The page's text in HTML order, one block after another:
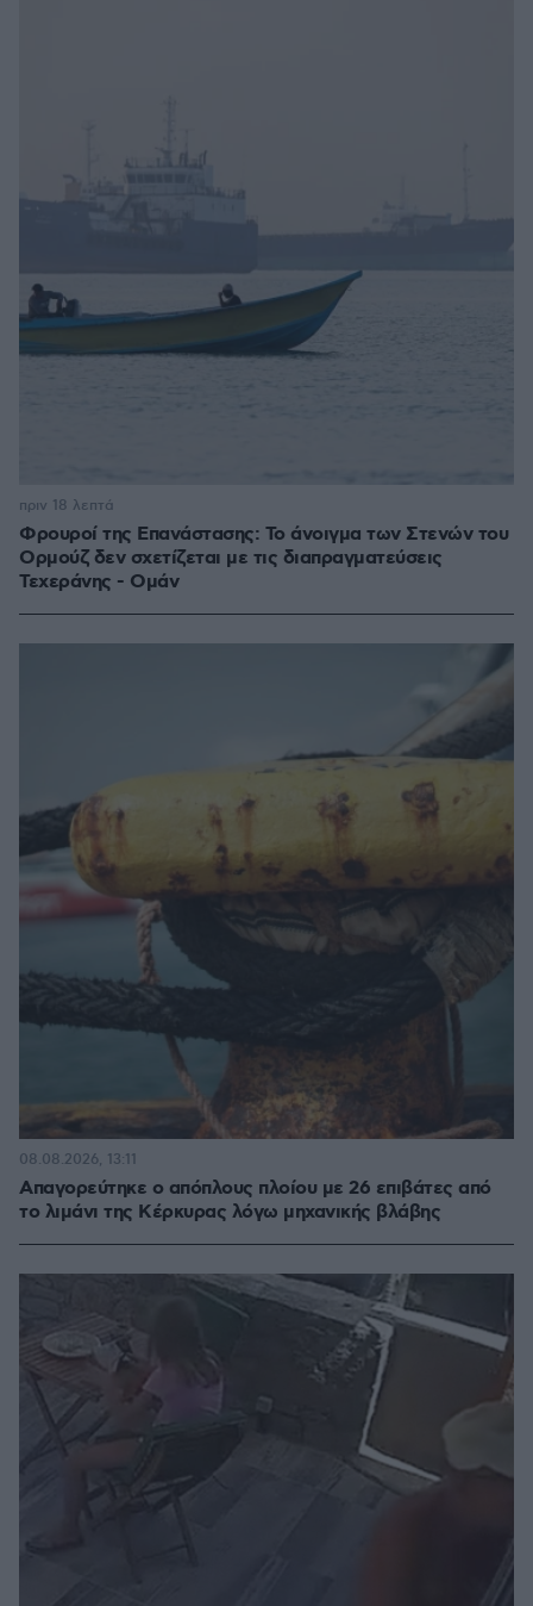
Φρουροί της Επανάστασης: Το άνοιγμα των Στενών του
Ορμούζ δεν σχετίζεται με τις διαπραγματεύσεις
Τεχεράνης - Ομάν
πριν 18 λεπτά
Απαγορεύτηκε ο απόπλους πλοίου με 26 επιβάτες από
το λιμάνι της Κέρκυρας λόγω μηχανικής βλάβης
08.08.2026, 13:11